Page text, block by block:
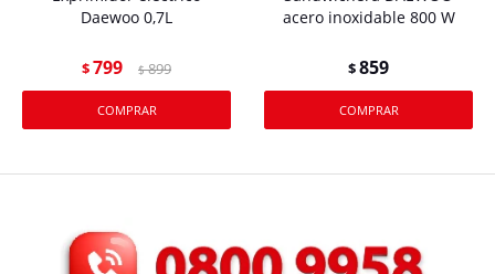
Daewoo 0,7L
$799 $ 899
acero inoxidable 800 W
$859